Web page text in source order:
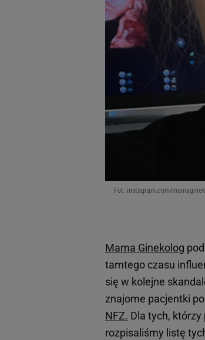
Fot. instagram.com/
Mama Ginekolog
tamtego czasu
się w kolejne
znajome pacjentki
NFZ. Dla tych, którzy
rozpisaliśmy listę